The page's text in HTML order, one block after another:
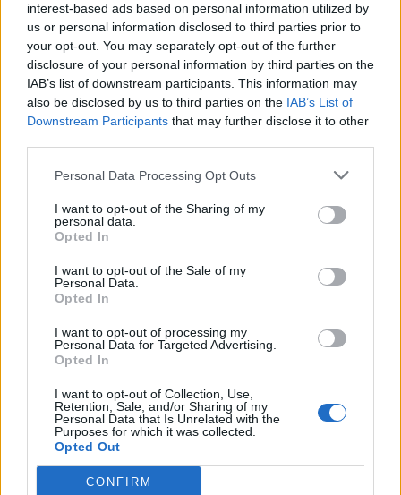
interest-based ads based on personal information utilized by
us or personal information disclosed to third parties prior to
your opt-out. You may separately opt-out of the further
disclosure of your personal information by third parties on the
IAB’s list of downstream participants. This information may
also be disclosed by us to third parties on the IAB’s List of
Downstream Participants that may further disclose it to other
Personal Data Processing Opt Outs
I want to opt-out of the Sharing of my
personal data.
Opted In
I want to opt-out of the Sale of my
Personal Data.
Opted In
I want to opt-out of processing my
Personal Data for Targeted Advertising.
Opted In
I want to opt-out of Collection, Use,
Retention, Sale, and/or Sharing of my
Personal Data that Is Unrelated with the
Purposes for which it was collected.
Opted Out
CONFIRM
Deseu el meu nom, el correu electrònic i el lloc web en
ÚLTIMES NOTÍCIES
Els vestits de paper guanyen força
enguany amb més modistes i gairebé
“L’eclipsi serà una oportunitat també
d’Amposta”
31 de juliol de 2026